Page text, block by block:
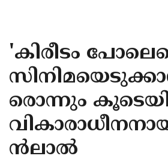
KANNUR
KASARAGOD
'കിരീടം
രൊന്നും
ൻലാൽ